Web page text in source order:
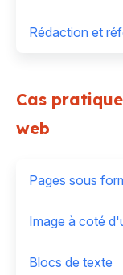
Rédaction et
Cas
web
Pages sous
Image à coté
Blocs de texte